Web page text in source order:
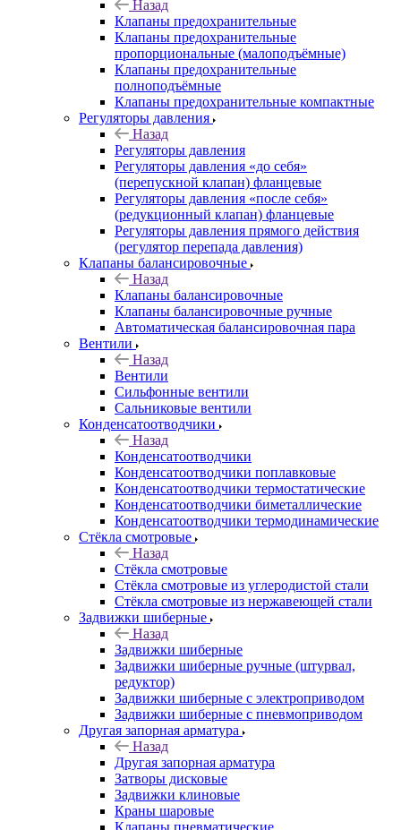
Назад
Клапаны предохранительные
Клапаны предохранительные
пропорциональные (малоподъёмные)
Клапаны предохранительные
полноподъёмные
Клапаны предохранительные компактные
Регуляторы давления
Назад
Регуляторы давления
Регуляторы давления «до себя»
(перепускной клапан) фланцевые
Регуляторы давления «после себя»
(редукционный клапан) фланцевые
Регуляторы давления прямого действия
(регулятор перепада давления)
Клапаны балансировочные
Назад
Клапаны балансировочные
Клапаны балансировочные ручные
Автоматическая балансировочная пара
Вентили
Назад
Вентили
Сильфонные вентили
Сальниковые вентили
Конденсатоотводчики
Назад
Конденсатоотводчики
Конденсатоотводчики поплавковые
Конденсатоотводчики термостатические
Конденсатоотводчики биметаллические
Конденсатоотводчики термодинамические
Стёкла смотровые
Назад
Стёкла смотровые
Стёкла смотровые из углеродистой стали
Стёкла смотровые из нержавеющей стали
Задвижки шиберные
Назад
Задвижки шиберные
Задвижки шиберные ручные (штурвал,
редуктор)
Задвижки шиберные с электроприводом
Задвижки шиберные с пневмоприводом
Другая запорная арматура
Назад
Другая запорная арматура
Затворы дисковые
Задвижки клиновые
Краны шаровые
Клапаны пневматические